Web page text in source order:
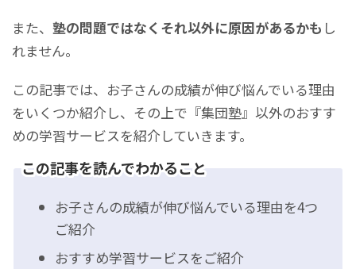
また、 塾の問題ではなくそれ以外に原因があるかも し
れません。
この記事では、お子さんの成績が伸び悩んでいる理由
をいくつか紹介し、その上で『集団塾』以外のおすす
めの学習サービスを紹介していきます。
この記事を読んでわかること
お子さんの成績が伸び悩んでいる理由を4つ
ご紹介
おすすめ学習サービスをご紹介